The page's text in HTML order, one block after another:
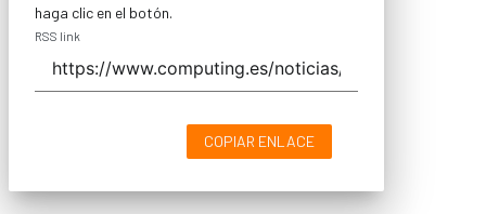
haga clic en el botón.
RSS link
COPIAR ENLACE